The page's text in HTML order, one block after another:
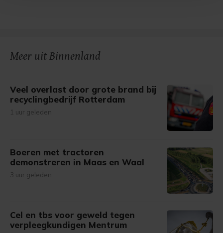
Meer uit Binnenland
Veel overlast door grote brand bij
recyclingbedrijf Rotterdam
1 uur geleden
Boeren met tractoren
demonstreren in Maas en Waal
3 uur geleden
Cel en tbs voor geweld tegen
verpleegkundigen Mentrum